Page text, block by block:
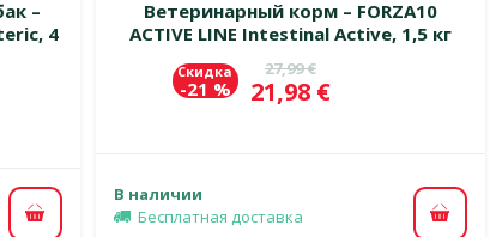
–
4
В корзину
Ветеринарный корм – FORZA10
ACTIVE LINE Intestinal Active, 1,5 кг
Исходная цена
27,99 €
Цена
21,98 €
Скидка
-21 %
В наличии
Бесплатная доставка
В